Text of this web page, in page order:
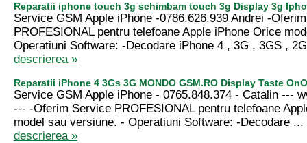
Reparatii iphone touch 3g schimbam touch 3g Display 3g
Service GSM Apple iPhone -0786.626.939 Andrei -
PROFESIONAL pentru telefoane Apple iPhone Orice
Operatiuni Software: -Decodare iPhone 4 , 3G , 3GS ,
descrierea »
Reparatii iPhone 4 3Gs 3G MONDO GSM.RO Display Taste
Service GSM Apple iPhone - 0765.848.374 - Catalin ---
--- -Oferim Service PROFESIONAL pentru telefoane
model sau versiune. - Operatiuni Software: -Decodare ...
descrierea »